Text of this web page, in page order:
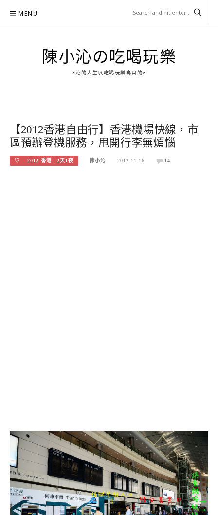
MENU
陳小沁の吃喝玩樂
○沁的人生以吃喝玩樂為目的○
【2012香港自由行】香港機場快線，市
區預辦登機服務，甩開行李無煩惱
♡ 2012 香港 2天1夜 陳小沁 2012-11-16 14